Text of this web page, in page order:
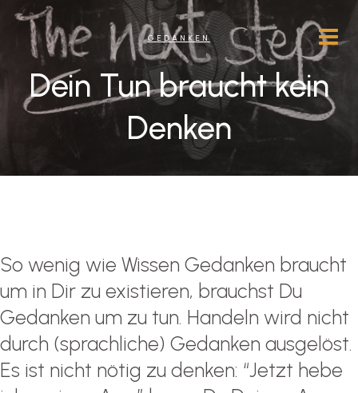
GEDANKEN
Dein Tun braucht kein
Denken
So wenig wie Wissen Gedanken braucht
um in Dir zu existieren, brauchst Du
Gedanken um zu tun. Handeln wird nicht
durch (sprachliche) Gedanken ausgelöst.
Es ist nicht nötig zu denken: “Jetzt hebe